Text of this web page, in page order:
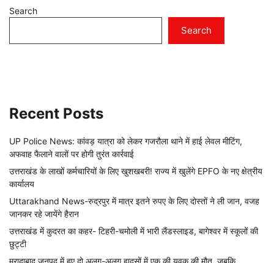
Search
Search
Recent Posts
UP Police News: कांवड़ यात्रा को लेकर गजरौला थाने में हाई लेवल मीटिंग,
अफवाह फैलाने वालों पर होगी तुरंत कार्रवाई
उत्तराखंड के लाखों कर्मचारियों के लिए खुशखबरी! राज्य में खुलेंगे EPFO के नए क्षेत्रीय
कार्यालय
Uttarakhand News-रुद्रपुर में मात्र इतने रुपए के लिए दोस्तों ने ली जान, वजह
जानकर रहे जायेंगे हैरान
उत्तराखंड में कुदरत का कहर- टिहरी-चमोली में भारी लैंडस्लाइड, बागेश्वर में स्कूलों की
छुट्टी
मुरादाबाद जनपद में हुए दो अलग-अलग हादसों में एक की युवक की मौत, जबकि